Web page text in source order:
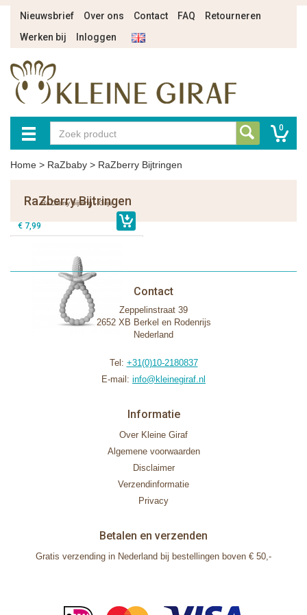
Nieuwsbrief Over ons Contact FAQ
Retourneren
Werken bij
Inloggen
0
Home > RaZbaby > RaZberry Bijtringen
RaZberry Bijtringen
RaZberry bijtring - Grijs
€ 7,99
Contact
Zeppelinstraat 39
2652 XB Berkel en Rodenrijs
Nederland
Tel: +31(0)10-2180837
E-mail: info@kleinegiraf.nl
Informatie
Over Kleine Giraf
Algemene voorwaarden
Disclaimer
Verzendinformatie
Privacy
Betalen en verzenden
Gratis verzending in Nederland bij bestellingen boven € 50,-